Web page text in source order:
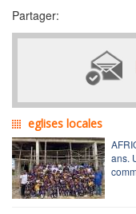
Partager:
eglises locales
ans.